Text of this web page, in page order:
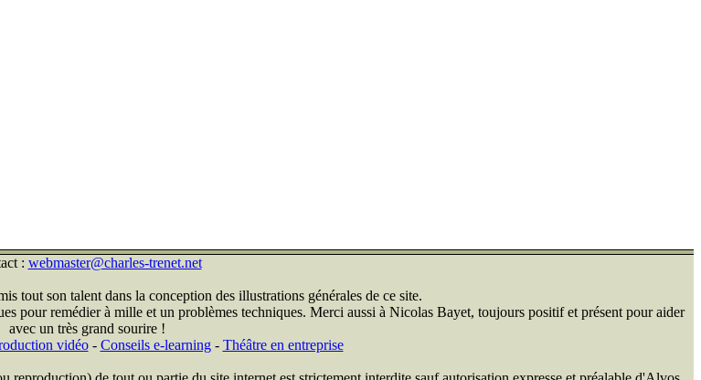
: webmaster@charles-trenet.net
tout son talent dans la conception des illustrations générales de ce site.
pour remédier à mille et un problèmes techniques. Merci aussi à Nicolas Bayet, toujours positif et présent pour aider
avec un très grand sourire !
vidéo- Conseils e-learning- Théâtre en entreprise